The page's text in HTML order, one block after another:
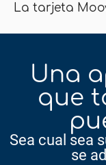
La tarjeta
Una
que
Sea cual sea
se